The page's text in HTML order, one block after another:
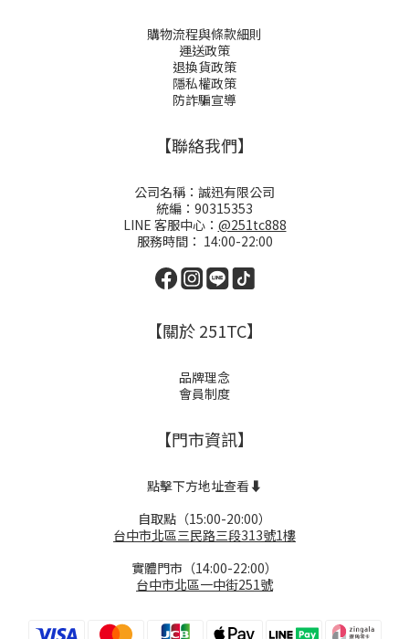
購物流程與條款細則
運送政策
退換貨政策
隱私權政策
防詐騙宣導
【聯絡我們】
公司名稱：誠迅有限公司
統編：90315353
LINE 客服中心： @251tc888
服務時間： 14:00-22:00
【關於 251TC】
品牌理念
會員制度
【門市資訊】
點擊下方地址查看⬇️
自取點（15:00-20:00）
台中市北區三民路三段313號1樓
實體門市（14:00-22:00）
台中市北區一中街251號